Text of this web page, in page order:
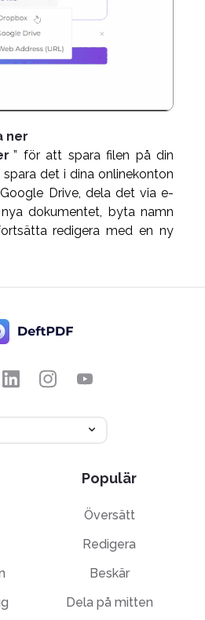
ner
” för att spara filen på din
det i dina onlinekonton
Drive, dela det via e-
dokumentet, byta namn
redigera med en ny
Populär
Översätt
Redigera
Beskär
Dela på mitten